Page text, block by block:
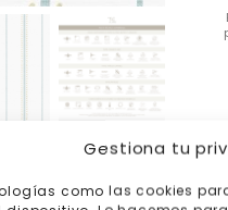
Gestiona tu
como las cookies